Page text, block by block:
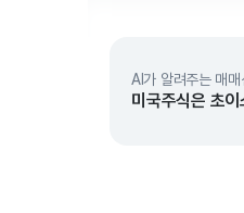
AI가 알려주는 매매
미국주식은 초